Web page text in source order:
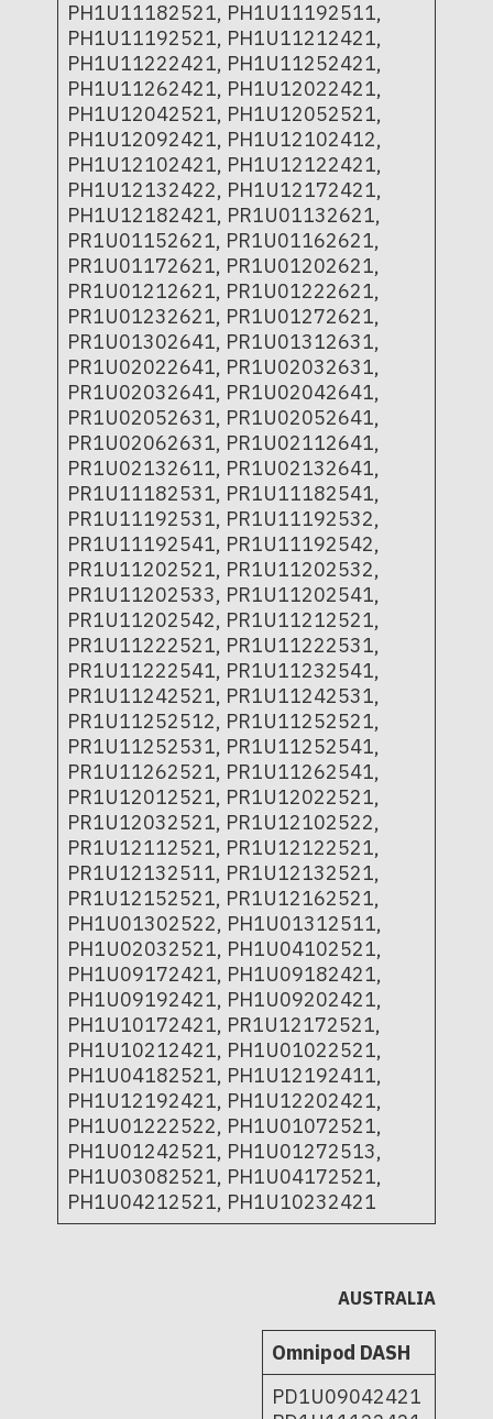
PH1U11182521, PH1U11192511,
PH1U11192521, PH1U11212421,
PH1U11222421, PH1U11252421,
PH1U11262421, PH1U12022421,
PH1U12042521, PH1U12052521,
PH1U12092421, PH1U12102412,
PH1U12102421, PH1U12122421,
PH1U12132422, PH1U12172421,
PH1U12182421, PR1U01132621,
PR1U01152621, PR1U01162621,
PR1U01172621, PR1U01202621,
PR1U01212621, PR1U01222621,
PR1U01232621, PR1U01272621,
PR1U01302641, PR1U01312631,
PR1U02022641, PR1U02032631,
PR1U02032641, PR1U02042641,
PR1U02052631, PR1U02052641,
PR1U02062631, PR1U02112641,
PR1U02132611, PR1U02132641,
PR1U11182531, PR1U11182541,
PR1U11192531, PR1U11192532,
PR1U11192541, PR1U11192542,
PR1U11202521, PR1U11202532,
PR1U11202533, PR1U11202541,
PR1U11202542, PR1U11212521,
PR1U11222521, PR1U11222531,
PR1U11222541, PR1U11232541,
PR1U11242521, PR1U11242531,
PR1U11252512, PR1U11252521,
PR1U11252531, PR1U11252541,
PR1U11262521, PR1U11262541,
PR1U12012521, PR1U12022521,
PR1U12032521, PR1U12102522,
PR1U12112521, PR1U12122521,
PR1U12132511, PR1U12132521,
PR1U12152521, PR1U12162521,
PH1U01302522, PH1U01312511,
PH1U02032521, PH1U04102521,
PH1U09172421, PH1U09182421,
PH1U09192421, PH1U09202421,
PH1U10172421, PR1U12172521,
PH1U10212421, PH1U01022521,
PH1U04182521, PH1U12192411,
PH1U12192421, PH1U12202421,
PH1U01222522, PH1U01072521,
PH1U01242521, PH1U01272513,
PH1U03082521, PH1U04172521,
PH1U04212521, PH1U10232421
AUSTRALIA
Omnipod DASH
PD1U09042421